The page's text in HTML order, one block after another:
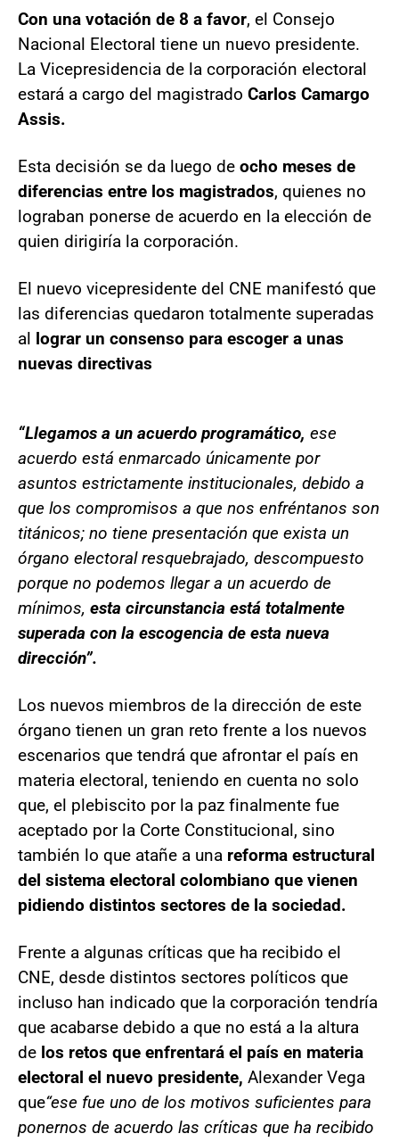
Con una votación de 8 a favor, el Consejo
Nacional Electoral tiene un nuevo presidente.
La Vicepresidencia de la corporación electoral
estará a cargo del magistrado Carlos Camargo
Assis.
Esta decisión se da luego de ocho meses de
diferencias entre los magistrados, quienes no
lograban ponerse de acuerdo en la elección de
quien dirigiría la corporación.
El nuevo vicepresidente del CNE manifestó que
las diferencias quedaron totalmente superadas
al lograr un consenso para escoger a unas
nuevas directivas
“Llegamos a un acuerdo programático, ese
acuerdo está enmarcado únicamente por
asuntos estrictamente institucionales, debido a
que los compromisos a que nos enfréntanos son
titánicos; no tiene presentación que exista un
órgano electoral resquebrajado, descompuesto
porque no podemos llegar a un acuerdo de
mínimos, esta circunstancia está totalmente
superada con la escogencia de esta nueva
dirección”.
Los nuevos miembros de la dirección de este
órgano tienen un gran reto frente a los nuevos
escenarios que tendrá que afrontar el país en
materia electoral, teniendo en cuenta no solo
que, el plebiscito por la paz finalmente fue
aceptado por la Corte Constitucional, sino
también lo que atañe a una reforma estructural
del sistema electoral colombiano que vienen
pidiendo distintos sectores de la sociedad.
Frente a algunas críticas que ha recibido el
CNE, desde distintos sectores políticos que
incluso han indicado que la corporación tendría
que acabarse debido a que no está a la altura
de los retos que enfrentará el país en materia
electoral el nuevo presidente, Alexander Vega
que“ese fue uno de los motivos suficientes para
ponernos de acuerdo las críticas que ha recibido